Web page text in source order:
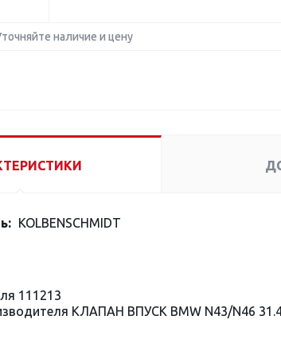
наличие и цену
KOLBENSCHMIDT
111213
КЛАПАН ВПУСК BMW N43/N46